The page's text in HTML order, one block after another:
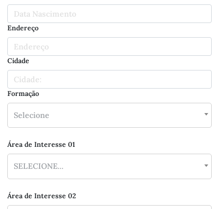
Endereço
Cidade
Formação
Selecione
Área de Interesse 01
SELECIONE...
Área de Interesse 02